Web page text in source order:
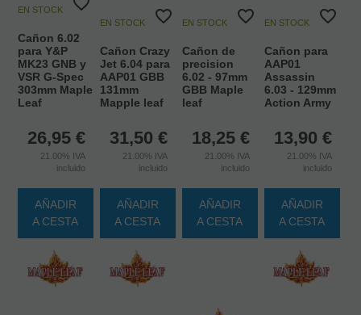
EN STOCK
Cañon 6.02
para Y&P
MK23 GNB y
VSR G-Spec
303mm Maple
Leaf
26,95 €
21.00% IVA
incluido
AÑADIR
A CESTA
EN STOCK
Cañon Crazy
Jet 6.04 para
AAP01 GBB
131mm
Mapple leaf
31,50 €
21.00% IVA
incluido
AÑADIR
A CESTA
EN STOCK
Cañon de
precision
6.02 - 97mm
GBB Maple
leaf
18,25 €
21.00% IVA
incluido
AÑADIR
A CESTA
EN STOCK
Cañon para
AAP01
Assassin
6.03 - 129mm
Action Army
13,90 €
21.00% IVA
incluido
AÑADIR
A CESTA